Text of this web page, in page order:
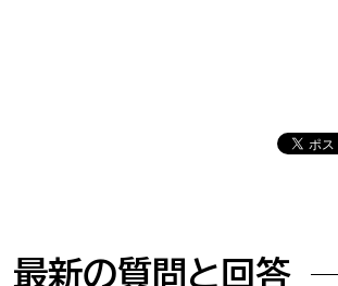
図書館
最新の質問と回答